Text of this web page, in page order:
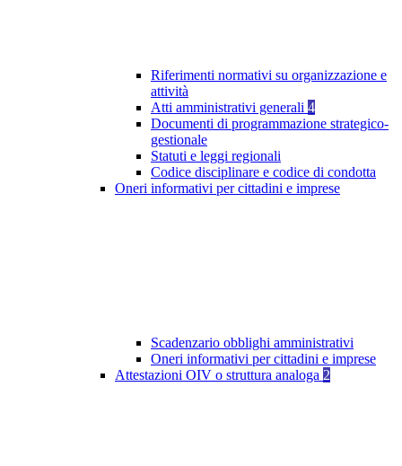
Riferimenti normativi su organizzazione e
attività
Atti amministrativi generali 4
Documenti di programmazione strategico-
gestionale
Statuti e leggi regionali
Codice disciplinare e codice di condotta
Oneri informativi per cittadini e imprese
Scadenzario obblighi amministrativi
Oneri informativi per cittadini e imprese
Attestazioni OIV o struttura analoga 2